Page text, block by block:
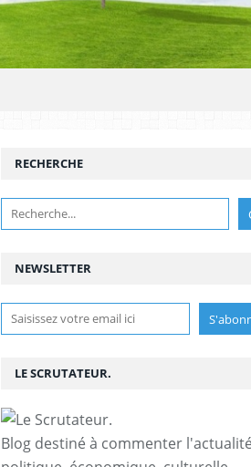
NEWSLETTER
RECHERCHE
LE SCRUTATEUR.
Blog destiné à commenter